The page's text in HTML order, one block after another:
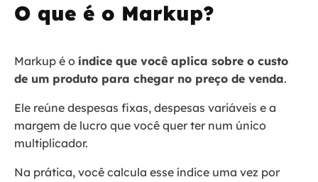
O que é o Markup?
Markup é o índice que você aplica sobre o custo
de um produto para chegar no preço de venda.
Ele reúne despesas fixas, despesas variáveis e a
margem de lucro que você quer ter num único
multiplicador.
Na prática, você calcula esse índice uma vez por